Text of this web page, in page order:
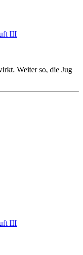
III
Weiter so, die Jug
III